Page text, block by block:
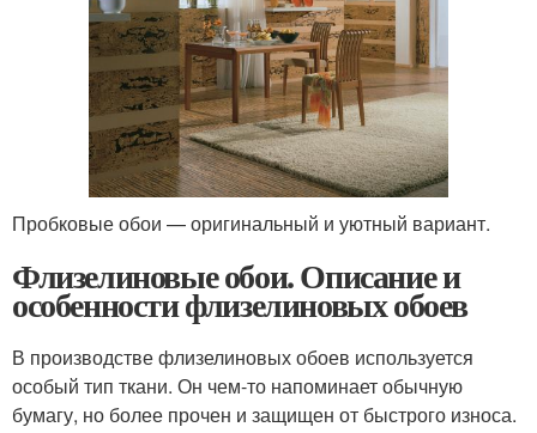
Пробковые обои — оригинальный и уютный вариант.
Флизелиновые обои. Описание и
особенности флизелиновых обоев
В производстве флизелиновых обоев используется
особый тип ткани. Он чем-то напоминает обычную
бумагу, но более прочен и защищен от быстрого износа.